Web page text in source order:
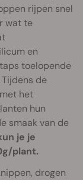
rijpen snel
wat te
en
toelopende
de
het
hun
smaak van de
je je
plant.
drogen